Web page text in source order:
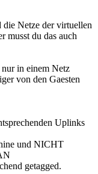
Netze der virtuellen
musst du das auch
in einem Netz
von den Gaesten
Uplinks
und NICHT
getagged.